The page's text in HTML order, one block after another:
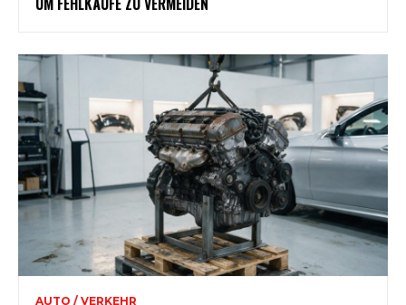
AUTO / VERKEHR